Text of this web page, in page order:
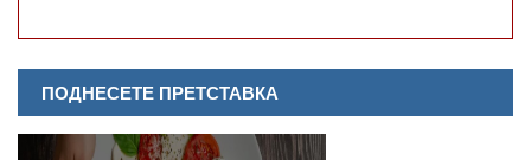
ПОДНЕСЕТЕ ПРЕТСТАВКА